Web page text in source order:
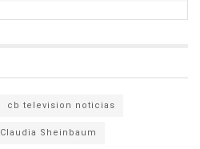
cb television noticias
Claudia Sheinbaum